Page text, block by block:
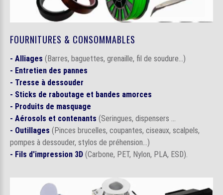
FOURNITURES & CONSOMMABLES
- Alliages (Barres, baguettes, grenaille, fil de soudure...)
- Entretien des pannes
- Tresse à dessouder
- Sticks de raboutage et bandes amorces
- Produits de masquage
- Aérosols et contenants (Seringues, dispensers ...
- Outillages (Pinces brucelles, coupantes, ciseaux, scalpels,
pompes à dessouder, stylos de préhension...)
- Fils d'impression 3D (Carbone, PET, Nylon, PLA, ESD).